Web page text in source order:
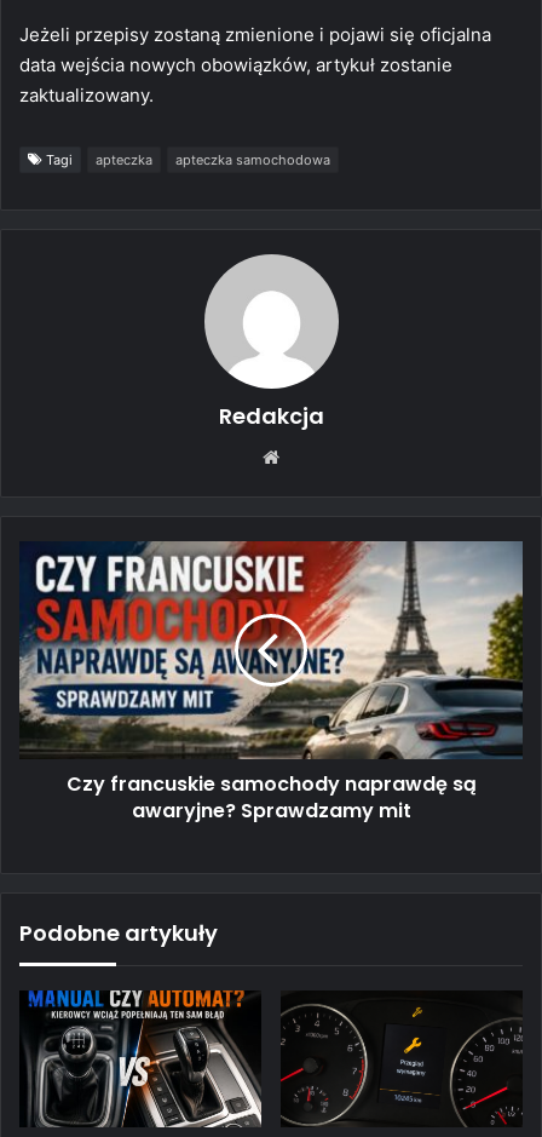
Jeżeli przepisy zostaną zmienione i pojawi się oficjalna
data wejścia nowych obowiązków, artykuł zostanie
zaktualizowany.
Tagi apteczka apteczka samochodowa
Redakcja
Czy
francuskie
samochody
naprawdę
są
awaryjne?
Sprawdzamy
mit
Czy francuskie samochody naprawdę są
awaryjne? Sprawdzamy mit
Podobne artykuły